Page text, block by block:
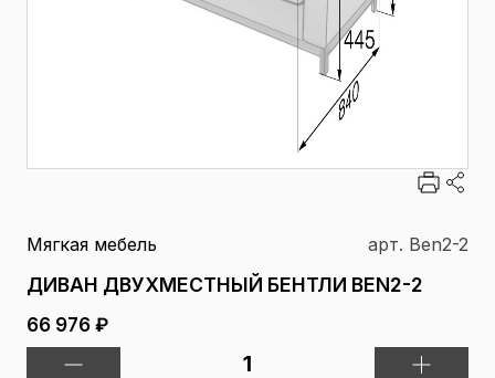
Мягкая мебель арт. Ben2-2
ДИВАН ДВУХМЕСТНЫЙ БЕНТЛИ BEN2-2
66 976 ₽